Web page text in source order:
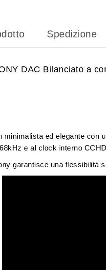
Spedizione
DAC Bilanciato a
minimalista ed elegante con
e al clock interno
garantisce una flessibilità